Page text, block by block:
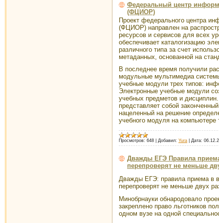
Федеральный центр
(ФЦИОР)
Проект федерального центра
(ФЦИОР) направлен на
ресурсов и сервисов для всех
обеспечивает каталогизацию
различного типа за счет
метаданных, основанной на
В последнее время получили
модульные мультимедиа
учебные модули трех типов:
Электронные учебные модули
учебных предметов и
представляет собой
нацеленный на решение
учебного модуля на компьютере
Просмотров: 648 Добавил: Yura Дата:
Дважды ЕГЭ Правила
перепроверят не меньше
Дважды ЕГЭ: правила приема в
перепроверят не меньше двух
Минобрнауки обнародовало
закреплено право льготников
одном вузе на одной